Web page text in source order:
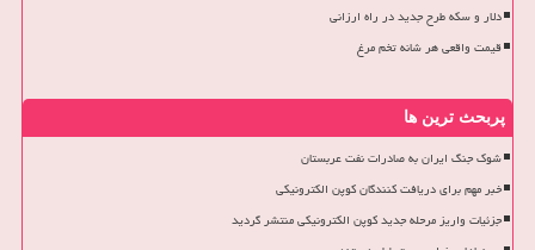
دلار و سکه طرح جدید در راه ارزانی
قیمت واقعی هر شانه تخم مرغ
پربحث ترین ها
شوک جنگ ایران به صادرات نفت عربستان
خبر مهم برای دریافت کنندگان کوپن الکترونیکی
جزئیات واریز مرحله جدید کوپن الکترونیکی منتشر گردید